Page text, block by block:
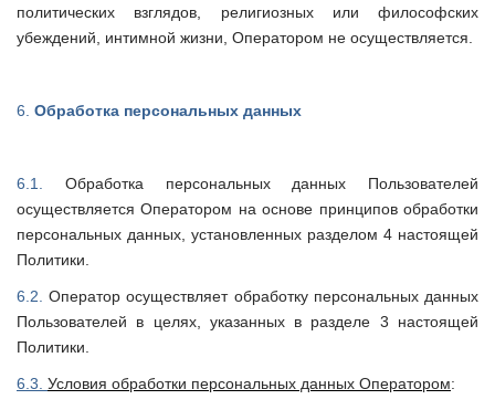
политических взглядов, религиозных или философских
убеждений, интимной жизни, Оператором не осуществляется.
6. Обработка персональных данных
6.1. Обработка персональных данных Пользователей
осуществляется Оператором на основе принципов обработки
персональных данных, установленных разделом 4 настоящей
Политики.
6.2.Оператор осуществляет обработку персональных данных
Пользователей в целях, указанных в разделе 3 настоящей
Политики.
6.3. Условия обработки персональных данных Оператором: